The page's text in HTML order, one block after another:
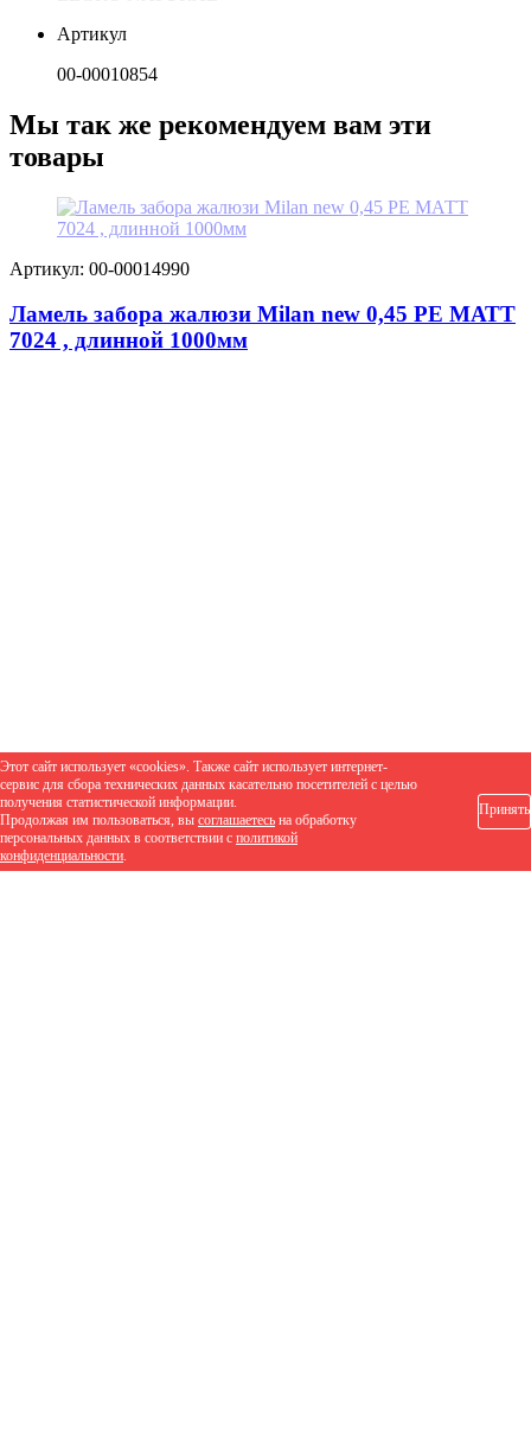
Артикул
00-00010854
Мы так же рекомендуем вам эти
товары
Артикул: 00-00014990
Ламель забора жалюзи Milan new 0,45 PE МАТТ
7024 , длинной 1000мм
Этот сайт использует «cookies». Также сайт использует интернет-
сервис для сбора технических данных касательно посетителей с целью
получения статистической информации.
Продолжая им пользоваться, вы соглашаетесь на обработку
персональных данных в соответствии с политикой
конфиденциальности.
Принять